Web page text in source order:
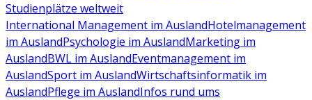
Studienplätze weltweit
International Management im AuslandHotelmanagement
im AuslandPsychologie im AuslandMarketing im
AuslandBWL im AuslandEventmanagement im
AuslandSport im AuslandWirtschaftsinformatik im
AuslandPflege im AuslandInfos rund ums